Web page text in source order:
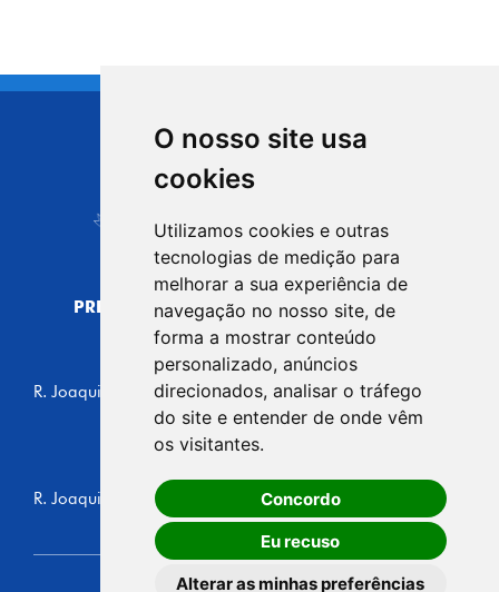
O nosso site usa
cookies
Utilizamos cookies e outras
tecnologias de medição para
melhorar a sua experiência de
navegação no nosso site, de
forma a mostrar conteúdo
personalizado, anúncios
direcionados, analisar o tráfego
do site e entender de onde vêm
os visitantes.
Concordo
Eu recuso
Alterar as minhas preferências
CIDADE DE
Carapicuíba
PREFEITURA MUNICIPAL DE CARAPICUÍBA
CNPJ: 44.892.693/0001-40
CENTRO ADMINISTRATIVO
R. Joaquim das Neves, 211 - Vila Caldas, Carapicuíba/SP
CEP: 06310-030, Brasil
Telefone: 4164-5500
GABINETE DO PREFEITO
R. Joaquim das Neves, 205 - Vila Caldas, Carapicuíba/SP
CEP: 06310-030, Brasil